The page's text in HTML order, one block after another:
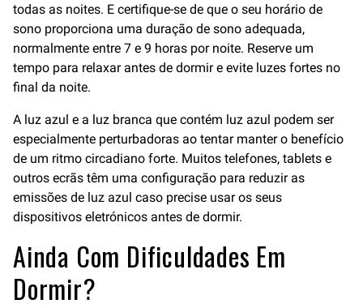
todas as noites. E certifique-se de que o seu horário de
sono proporciona uma duração de sono adequada,
normalmente entre 7 e 9 horas por noite. Reserve um
tempo para relaxar antes de dormir e evite luzes fortes no
final da noite.
A luz azul e a luz branca que contém luz azul podem ser
especialmente perturbadoras ao tentar manter o benefício
de um ritmo circadiano forte. Muitos telefones, tablets e
outros ecrãs têm uma configuração para reduzir as
emissões de luz azul caso precise usar os seus
dispositivos eletrónicos antes de dormir.
Ainda Com Dificuldades Em
Dormir?